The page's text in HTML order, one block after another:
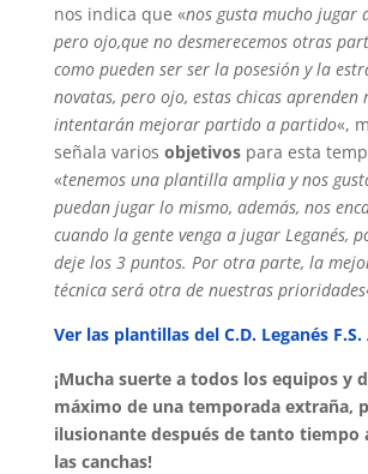
nos indica que «nos gusta mucho jugar
pero ojo,que no desmerecemos otras
como pueden ser ser la posesión y la
novatas, pero ojo, estas chicas aprenden
intentarán mejorar partido a partido«,
señala varios objetivospara esta
«tenemos una plantilla amplia y nos
puedan jugar lo mismo, además, nos
cuando la gente venga a jugar Leganés,
deje los 3 puntos. Por otra parte, la
técnica será otra de nuestras prioridades
Ver las plantillas del C.D. Leganés
¡Mucha suerte a todos los equipos y
máximo de una temporada extraña,
ilusionante después de tanto tiempo
las canchas!